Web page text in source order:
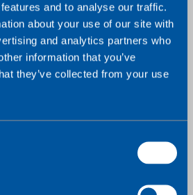
and to analyse our traffic.
about your use of our site with
and analytics partners who
information that you’ve
they’ve collected from your use
网连接平台